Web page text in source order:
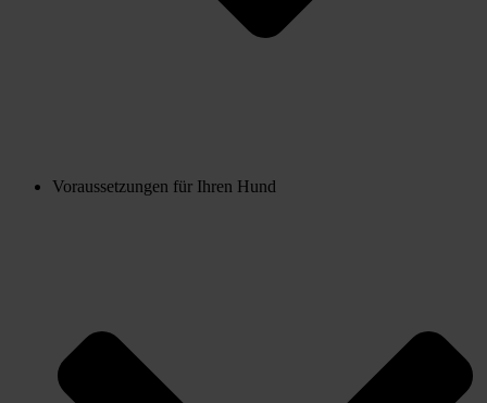
Voraussetzungen für Ihren Hund